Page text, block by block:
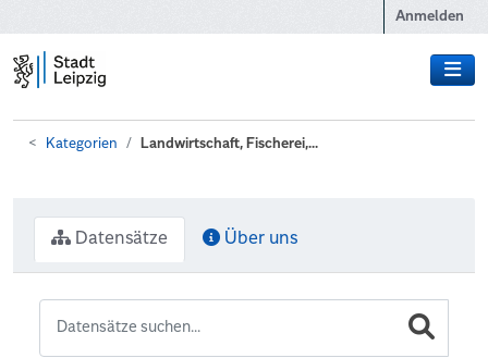
Anmelden
Kategorien Landwirtschaft, Fischerei,...
Datensätze Über uns